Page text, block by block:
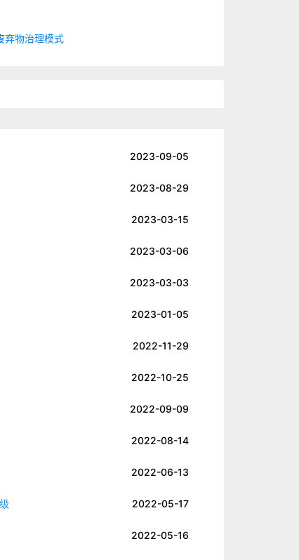
弃物治理模式
2023-09-05
2023-08-29
2023-03-15
2023-03-06
2023-03-03
2023-01-05
2022-11-29
2022-10-25
2022-09-09
2022-08-14
2022-06-13
2022-05-17
2022-05-16